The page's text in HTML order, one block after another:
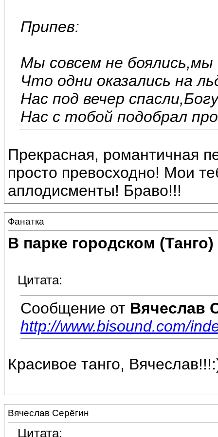
Припев:
Мы совсем не
Что одни оказались на
Нас под вечер
Нас с тобой подобрал
Прекрасная, романтичная
просто превосходно! Мои
аплодисменты! Браво!!!
Фанатка
В парке городском (Танго)
Цитата:
Сообщение от Вячеслав
http://www.bisound.com/
Красивое танго,
Вячеслав Серёгин
Цитата: